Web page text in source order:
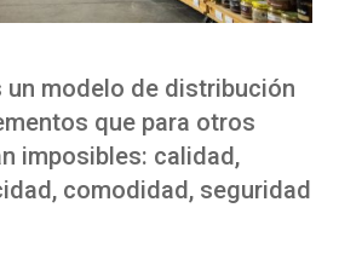
un modelo de distribución
que para otros
imposibles: calidad,
comodidad, seguridad